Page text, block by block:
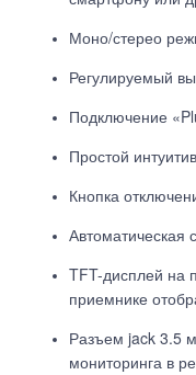
Моно/стерео
Регулируемый
Подключение
Простой
Кнопка
Автоматическая
TFT-дисплей на
приемнике
Разъем jack 3.5
мониторинга в